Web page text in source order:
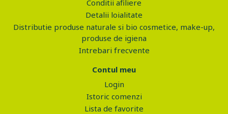
Conditii afiliere
Detalii loialitate
Distributie produse naturale si bio cosmetice, make-up,
produse de igiena
Intrebari frecvente
Contul meu
Login
Istoric comenzi
Lista de favorite